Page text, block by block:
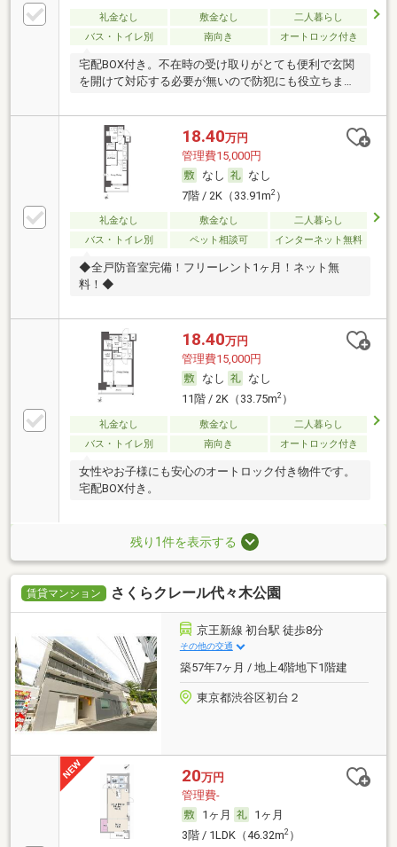
礼金なし 敷金なし
二人暮らし
バス・トイレ別
南向き オートロック付き
宅配BOX付き。不在時の受け取りがとても便利で玄関
を開けて対応する必要が無いので防犯にも役立ちま
18.40万円
管理費15,000円
なし
なし
7階 / 2K（33.91m2）
礼金なし 敷金なし
二人暮らし
バス・トイレ別
ペット相談可 インターネット無料
◆全戸防音室完備！フリーレント1ヶ月！ネット無
料！◆
18.40万円
管理費15,000円
なし
なし
11階 / 2K（33.75m2）
礼金なし 敷金なし
二人暮らし
バス・トイレ別
南向き オートロック付き
女性やお子様にも安心のオートロック付き物件です。
宅配BOX付き。
残り1件を表示する
賃貸マンション さくらクレール代々木公園
京王新線 初台駅 徒歩8分
その他の交通
築57年7ヶ月 / 地上4階地下1階建
東京都渋谷区初台２
20万円
管理費-
1ヶ月
1ヶ月
3階 / 1LDK（46.32m2）